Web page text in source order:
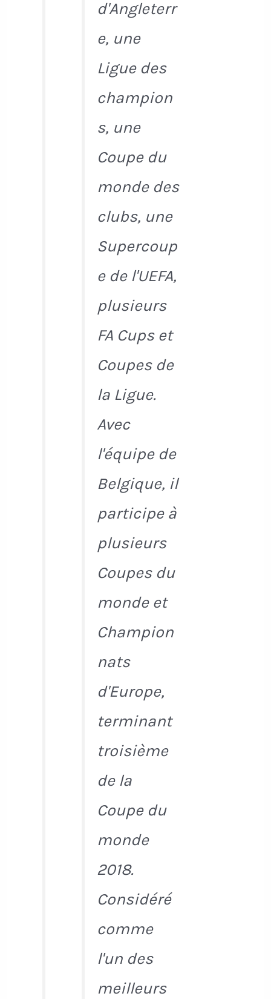
d'Angleterr
e, une
Ligue des
champion
s, une
Coupe du
monde des
clubs, une
Supercoup
e de l'UEFA,
plusieurs
FA Cups et
Coupes de
la Ligue.
Avec
l'équipe de
Belgique, il
participe à
plusieurs
Coupes du
monde et
Champion
nats
d'Europe,
terminant
troisième
de la
Coupe du
monde
2018.
Considéré
comme
l'un des
meilleurs